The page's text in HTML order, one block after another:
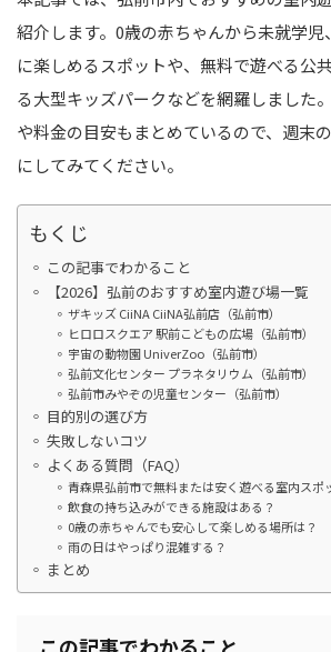
紹介します。0歳の赤ちゃんから未就学
に楽しめるスポットや、無料で遊べる公
る大型キッズパークなどを網羅しました
や料金の目安もまとめているので、週末
にしてみてください。
もくじ
この記事でわかること
【2026】弘前のおすすめ室内遊び場一覧
ザキッズ CiiNA CiiNA弘前店（弘前市）
ヒロロスクエア 駅前こどもの広場（弘前市）
宇宙の動物園 UniverZoo（弘前市）
弘前文化センター プラネタリウム（弘前市）
弘前市みやぞの児童センター（弘前市）
目的別の選び方
失敗しないコツ
よくある質問（FAQ）
青森県弘前市で無料または安く遊べる室内スポ
飲食の持ち込みができる施設はある？
0歳の赤ちゃんでも安心して楽しめる場所は？
雨の日はやっぱり混雑する？
まとめ
この記事でわかること